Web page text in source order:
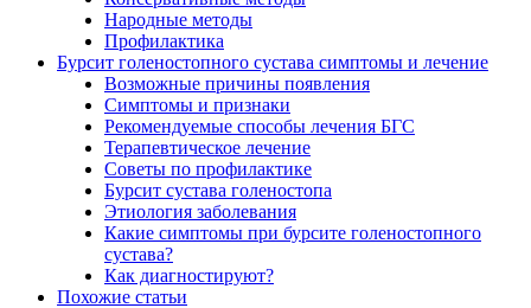
Народные методы
Профилактика
Бурсит голеностопного сустава симптомы и лечение
Возможные причины появления
Симптомы и признаки
Рекомендуемые способы лечения БГС
Терапевтическое лечение
Советы по профилактике
Бурсит сустава голеностопа
Этиология заболевания
Какие симптомы при бурсите голеностопного
сустава?
Как диагностируют?
Похожие статьи